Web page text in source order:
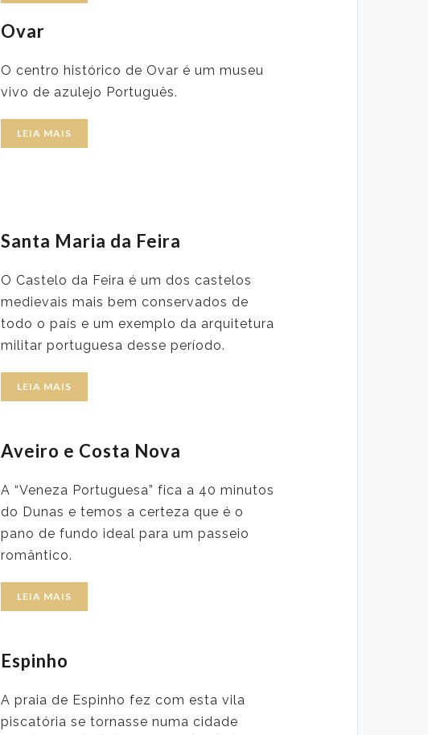
Ovar
O centro histórico de Ovar é um museu
vivo de azulejo Português.
LEIA MAIS
Santa Maria da Feira
O Castelo da Feira é um dos castelos
medievais mais bem conservados de
todo o país e um exemplo da arquitetura
militar portuguesa desse período.
LEIA MAIS
Aveiro e Costa Nova
A “Veneza Portuguesa” fica a 40 minutos
do Dunas e temos a certeza que é o
pano de fundo ideal para um passeio
romântico.
LEIA MAIS
Espinho
A praia de Espinho fez com esta vila
piscatória se tornasse numa cidade